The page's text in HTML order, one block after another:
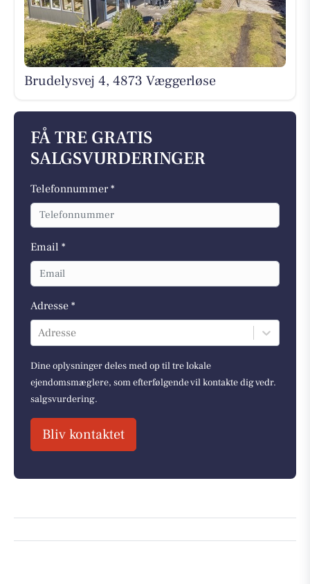
Brudelysvej 4, 4873 Væggerløse
FÅ TRE GRATIS
SALGSVURDERINGER
Telefonnummer *
Email *
Adresse *
Adresse
Dine oplysninger deles med op til tre lokale
ejendomsmæglere, som efterfølgende vil kontakte dig vedr.
salgsvurdering.
Bliv kontaktet